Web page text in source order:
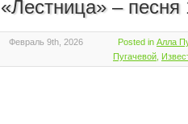
«Лестница» – песня
Февраль 9th, 2026 Posted in Алла
Пугачевой